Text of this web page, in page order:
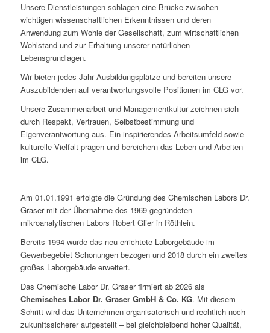
Unsere Dienstleistungen schlagen eine Brücke zwischen
wichtigen wissenschaftlichen Erkenntnissen und deren
Anwendung zum Wohle der Gesellschaft, zum wirtschaftlichen
Wohlstand und zur Erhaltung unserer natürlichen
Lebensgrundlagen.
Wir bieten jedes Jahr Ausbildungsplätze und bereiten unsere
Auszubildenden auf verantwortungsvolle Positionen im CLG vor.
Unsere Zusammenarbeit und Managementkultur zeichnen sich
durch Respekt, Vertrauen, Selbstbestimmung und
Eigenverantwortung aus. Ein inspirierendes Arbeitsumfeld sowie
kulturelle Vielfalt prägen und bereichern das Leben und Arbeiten
im CLG.
Am 01.01.1991 erfolgte die Gründung des Chemischen Labors Dr.
Graser mit der Übernahme des 1969 gegründeten
mikroanalytischen Labors Robert Glier in Röthlein.
Bereits 1994 wurde das neu errichtete Laborgebäude im
Gewerbegebiet Schonungen bezogen und 2018 durch ein zweites
großes Laborgebäude erweitert.
Das Chemische Labor Dr. Graser firmiert ab 2026 als
Chemisches Labor Dr. Graser GmbH & Co. KG. Mit diesem
Schritt wird das Unternehmen organisatorisch und rechtlich noch
zukunftssicherer aufgestellt – bei gleichbleibend hoher Qualität,